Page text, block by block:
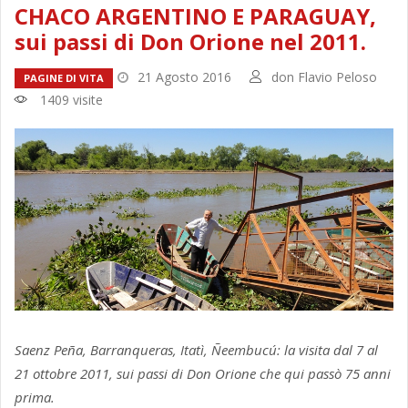
CHACO ARGENTINO E PARAGUAY,
sui passi di Don Orione nel 2011.
PAGINE DI VITA 21 Agosto 2016
don Flavio Peloso
1409 visite
Saenz Peña, Barranqueras, Itatì, Ñeembucú: la visita dal 7 al
21 ottobre 2011, sui passi di Don Orione che qui passò 75 anni
prima.